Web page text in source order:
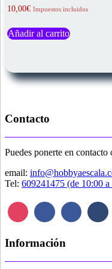
Valorado
de 5
10,00€ Impuestos incluidos
Añadir al carrito
Contacto
Puedes ponerte en
email:
Tel: 609241475 (de 10:00
Información